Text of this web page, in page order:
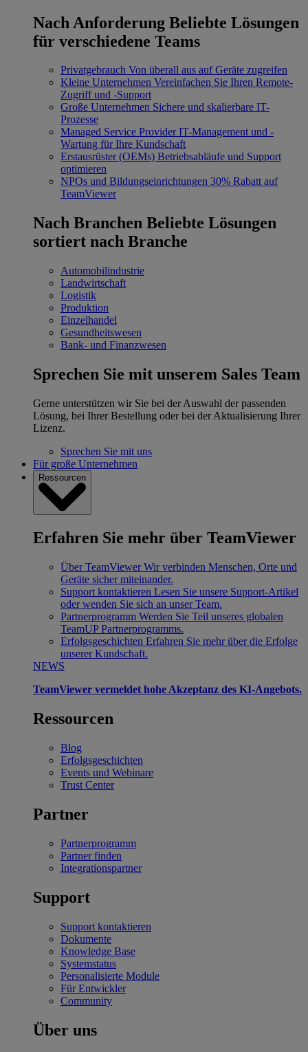
Nach Anforderung Beliebte Lösungen
für verschiedene Teams
Privatgebrauch Von überall aus auf Geräte zugreifen
Kleine Unternehmen Vereinfachen Sie Ihren Remote-
Zugriff und -Support
Große Unternehmen Sichere und skalierbare IT-
Prozesse
Managed Service Provider IT-Management und -
Wartung für Ihre Kundschaft
Erstausrüster (OEMs) Betriebsabläufe und Support
optimieren
NPOs und Bildungseinrichtungen 30% Rabatt auf
TeamViewer
Nach Branchen Beliebte Lösungen
sortiert nach Branche
Automobilindustrie
Landwirtschaft
Logistik
Produktion
Einzelhandel
Gesundheitswesen
Bank- und Finanzwesen
Sprechen Sie mit unserem Sales Team
Gerne unterstützen wir Sie bei der Auswahl der passenden
Lösung, bei Ihrer Bestellung oder bei der Aktualisierung Ihrer
Lizenz.
Sprechen Sie mit uns
Für große Unternehmen
Ressourcen
Erfahren Sie mehr über TeamViewer
Über TeamViewer Wir verbinden Menschen, Orte und
Geräte sicher miteinander.
Support kontaktieren Lesen Sie unsere Support-Artikel
oder wenden Sie sich an unser Team.
Partnerprogramm Werden Sie Teil unseres globalen
TeamUP Partnerprogramms.
Erfolgsgeschichten Erfahren Sie mehr über die Erfolge
unserer Kundschaft.
NEWS
TeamViewer vermeldet hohe Akzeptanz des KI-Angebots.
Ressourcen
Blog
Erfolgsgeschichten
Events und Webinare
Trust Center
Partner
Partnerprogramm
Partner finden
Integrationspartner
Support
Support kontaktieren
Dokumente
Knowledge Base
Systemstatus
Personalisierte Module
Für Entwickler
Community
Über uns